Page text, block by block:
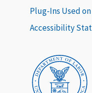
Plug-Ins Used on
Accessibility